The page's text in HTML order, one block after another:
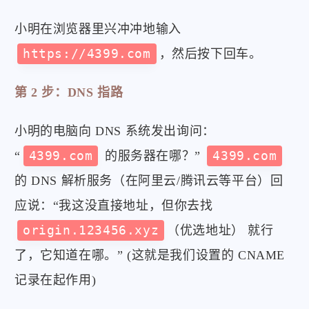
小明在浏览器里兴冲冲地输入
https://4399.com
，然后按下回车。
第 2 步：DNS 指路
小明的电脑向 DNS 系统发出询问：
“
4399.com 的服务器在哪？”
4399.com
的 DNS 解析服务（在阿里云/腾讯云等平台）回
应说：“我这没直接地址，但你去找
origin.123456.xyz
（优选地址） 就行
了，它知道在哪。” (这就是我们设置的 CNAME
记录在起作用)